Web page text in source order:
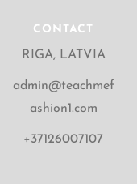
CONTACT
RIGA, LATVIA
admin@teachmef
ashion1.com
+37126007107